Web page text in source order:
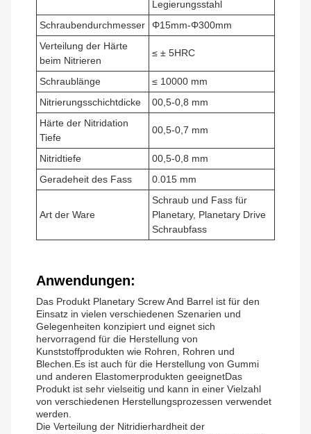
Legierungsstahl
Schraubendurchmesser
Φ15mm-Φ300mm
Verteilung der Härte
beim Nitrieren
≤ ± 5HRC
Schraublänge
≤ 10000 mm
Nitrierungsschichtdicke
00,5-0,8 mm
Härte der Nitridation
Tiefe
00,5-0,7 mm
Nitridtiefe
00,5-0,8 mm
Geradeheit des Fass
0.015 mm
Art der Ware
Schraub und Fass für
Planetary, Planetary Drive
Schraubfass
Anwendungen:
Das Produkt Planetary Screw And Barrel ist für den
Einsatz in vielen verschiedenen Szenarien und
Gelegenheiten konzipiert und eignet sich
hervorragend für die Herstellung von
Kunststoffprodukten wie Rohren, Rohren und
Blechen.Es ist auch für die Herstellung von Gummi
und anderen Elastomerprodukten geeignetDas
Produkt ist sehr vielseitig und kann in einer Vielzahl
von verschiedenen Herstellungsprozessen verwendet
werden.
Die Verteilung der Nitridierhardheit der